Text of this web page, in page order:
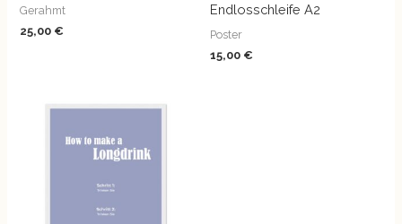
Gerahmt
25,00 €
Endlosschleife A2
Poster
15,00 €